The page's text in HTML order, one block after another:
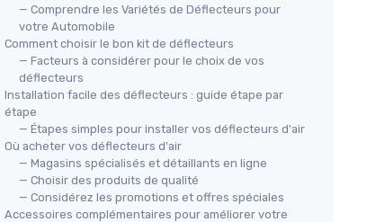
— Comprendre les Variétés de Déflecteurs pour
votre Automobile
Comment choisir le bon kit de déflecteurs
— Facteurs à considérer pour le choix de vos
déflecteurs
Installation facile des déflecteurs : guide étape par
étape
— Étapes simples pour installer vos déflecteurs d'air
Où acheter vos déflecteurs d'air
— Magasins spécialisés et détaillants en ligne
— Choisir des produits de qualité
— Considérez les promotions et offres spéciales
Accessoires complémentaires pour améliorer votre